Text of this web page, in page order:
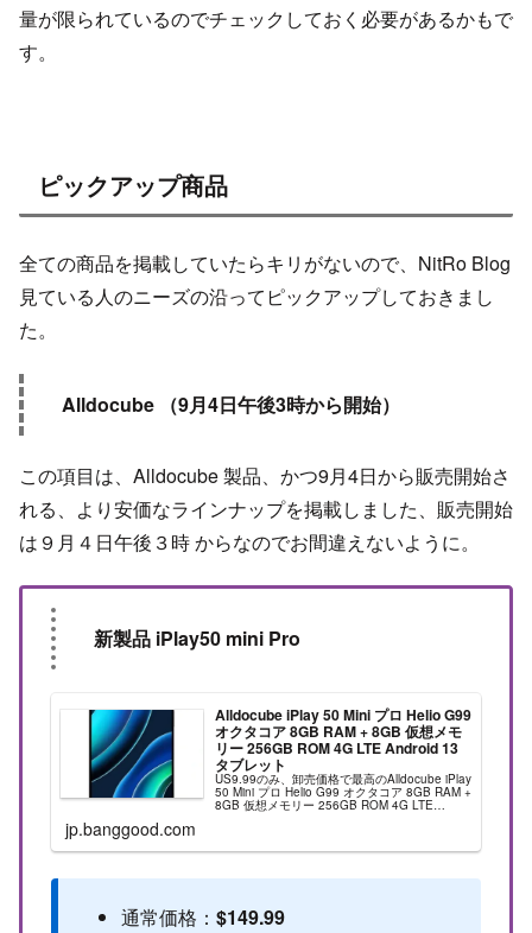
量が限られているのでチェックしておく必要があるかもで
す。
ピックアップ商品
全ての商品を掲載していたらキリがないので、NitRo Blog
見ている人のニーズの沿ってピックアップしておきまし
た。
Alldocube （9月4日午後3時から開始）
この項目は、Alldocube 製品、かつ9月4日から販売開始さ
れる、より安価なラインナップを掲載しました、販売開始
は９月４日午後３時 からなのでお間違えないように。
新製品 iPlay50 mini Pro
Alldocube iPlay 50 Mini プロ Helio G99
オクタコア 8GB RAM + 8GB 仮想メモ
リー 256GB ROM 4G LTE Android 13
タブレット
US9.99のみ、卸売価格で最高のAlldocube iPlay
50 Mini プロ Helio G99 オクタコア 8GB RAM +
8GB 仮想メモリー 256GB ROM 4G LTE
jp.banggood.com
通常価格：$149.99